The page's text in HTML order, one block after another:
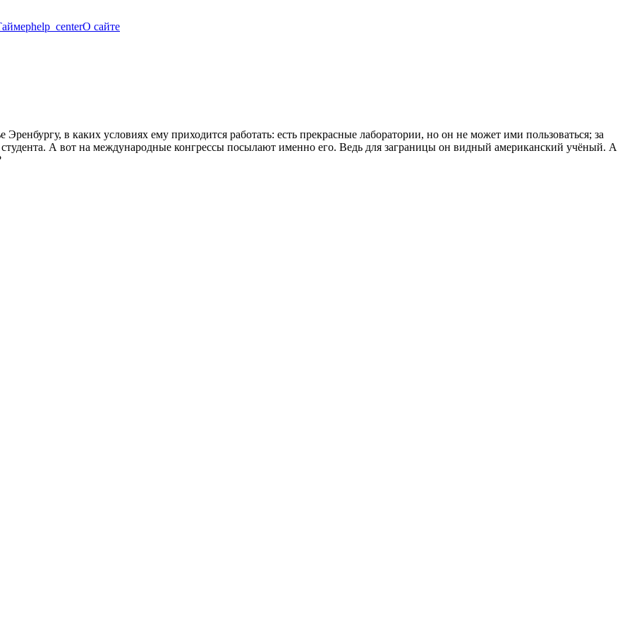
help_centerО сайте
в каких условиях ему приходится работать: есть прекрасные лаборатории, но он не может ими пользоваться; за
А вот на международные конгрессы посылают именно его. Ведь для заграницы он видный американский учёный. А